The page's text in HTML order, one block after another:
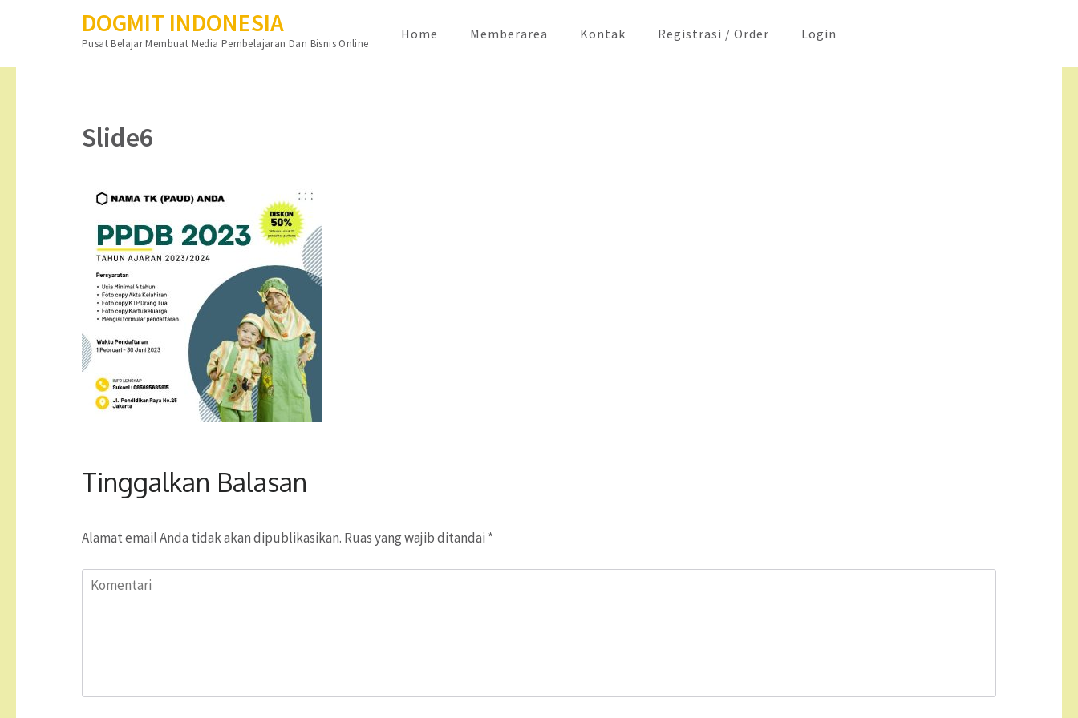
DOGMIT INDONESIA
Pusat Belajar Membuat Media Pembelajaran Dan Bisnis Online
Home Memberarea Kontak Registrasi / Order Login
Slide6
Tinggalkan Balasan
Alamat email Anda tidak akan dipublikasikan. Ruas yang wajib ditandai *
Komentari